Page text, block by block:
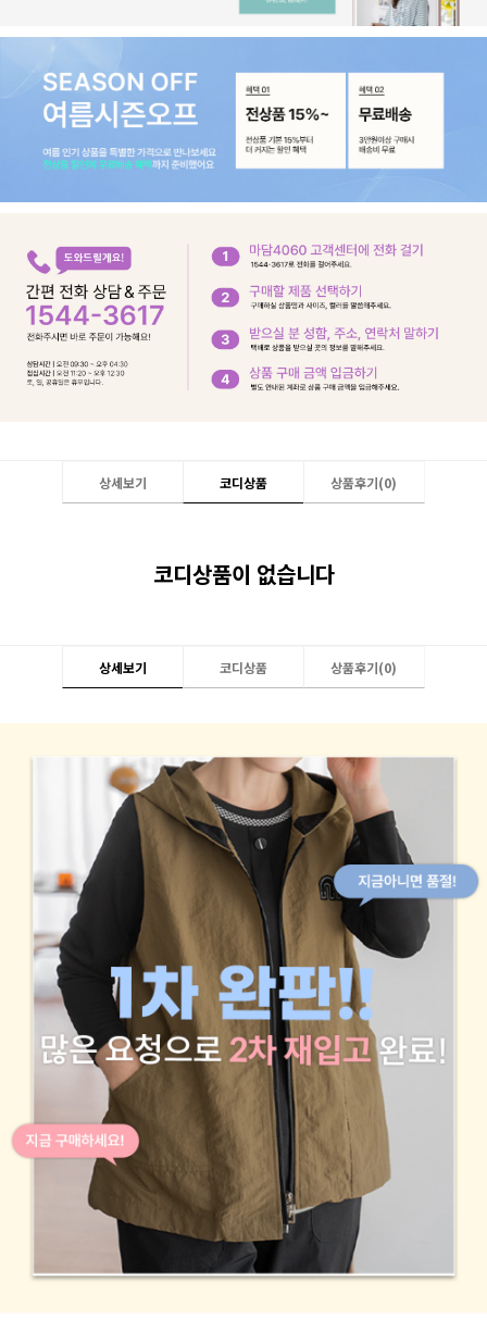
상세보기 코디상품 상품후기(0)
코디상품이 없습니다
상세보기 코디상품 상품후기(0)